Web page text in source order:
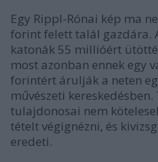
Egy Rippl-Rónai kép ma
forint felett talál gazdára.
katonák 55 millióért
most azonban ennek egy
forintért árulják a neten
művészeti
tulajdonosai nem
tételt végignézni, és
eredeti.